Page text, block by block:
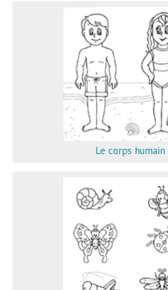
Le corps humain